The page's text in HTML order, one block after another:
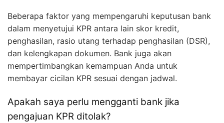
Beberapa faktor yang mempengaruhi keputusan bank
dalam menyetujui KPR antara lain skor kredit,
penghasilan, rasio utang terhadap penghasilan (DSR),
dan kelengkapan dokumen. Bank juga akan
mempertimbangkan kemampuan Anda untuk
membayar cicilan KPR sesuai dengan jadwal.
Apakah saya perlu mengganti bank jika
pengajuan KPR ditolak?